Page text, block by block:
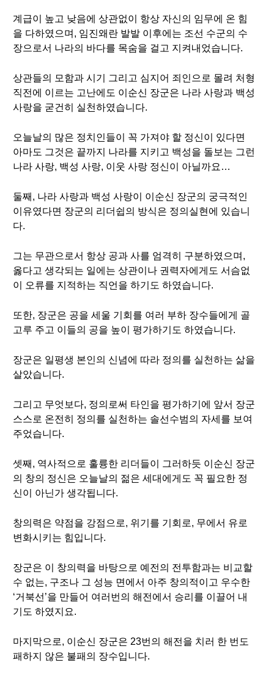
계급이 높고 낮음에 상관없이 항상 자신의 임무에 온 힘
을 다하였으며, 임진왜란 발발 이후에는 조선 수군의 수
장으로서 나라의 바다를 목숨을 걸고 지켜내었습니다.
상관들의 모함과 시기 그리고 심지어 죄인으로 몰려 처형
직전에 이르는 고난에도 이순신 장군은 나라 사랑과 백성
사랑을 굳건히 실천하였습니다.
오늘날의 많은 정치인들이 꼭 가져야 할 정신이 있다면
아마도 그것은 끝까지 나라를 지키고 백성을 돌보는 그런
나라 사랑, 백성 사랑, 이웃 사랑 정신이 아닐까요…
둘째, 나라 사랑과 백성 사랑이 이순신 장군의 궁극적인
이유였다면 장군의 리더쉽의 방식은 정의실현에 있습니
다.
그는 무관으로서 항상 공과 사를 엄격히 구분하였으며,
옳다고 생각되는 일에는 상관이나 권력자에게도 서슴없
이 오류를 지적하는 직언을 하기도 하였습니다.
또한, 장군은 공을 세울 기회를 여러 부하 장수들에게 골
고루 주고 이들의 공을 높이 평가하기도 하였습니다.
장군은 일평생 본인의 신념에 따라 정의를 실천하는 삶을
살았습니다.
그리고 무엇보다, 정의로써 타인을 평가하기에 앞서 장군
스스로 온전히 정의를 실천하는 솔선수범의 자세를 보여
주었습니다.
셋째, 역사적으로 훌륭한 리더들이 그러하듯 이순신 장군
의 창의 정신은 오늘날의 젊은 세대에게도 꼭 필요한 정
신이 아닌가 생각됩니다.
창의력은 약점을 강점으로, 위기를 기회로, 무에서 유로
변화시키는 힘입니다.
장군은 이 창의력을 바탕으로 예전의 전투함과는 비교할
수 없는, 구조나 그 성능 면에서 아주 창의적이고 우수한
‘거북선’을 만들어 여러번의 해전에서 승리를 이끌어 내
기도 하였지요.
마지막으로, 이순신 장군은 23번의 해전을 치러 한 번도
패하지 않은 불패의 장수입니다.